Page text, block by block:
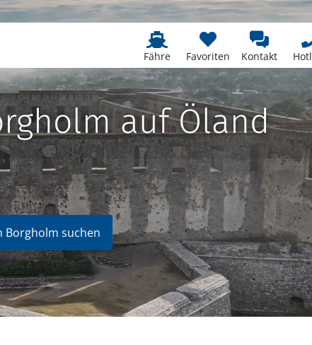
Fähre Favoriten Kontakt
auf Öland
Borgholm suchen